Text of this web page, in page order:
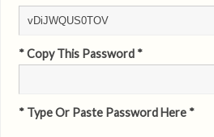
* Copy This Password *
* Type Or Paste Password Here *